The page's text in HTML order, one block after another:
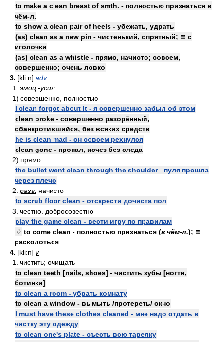
to make a clean breast of smth. - полностью признаться в
чём-л.
to show a clean pair of heels - убежать, удрать
(as) clean as a new pin - чистенький, опрятный; ≅ с
иголочки
(as) clean as a whistle - прямо, начисто; совсем,
совершенно; очень ловко
3. [kli:n] adv
1. эмоц.-усил.
1) совершенно, полностью
I clean forgot about it - я совершенно забыл об этом
clean broke - совершенно разорённый,
обанкротившийся; без всяких средств
he is clean mad - он совсем рехнулся
clean gone - пропал, исчез без следа
2) прямо
the bullet went clean through the shoulder - пуля прошла
через плечо
2. разг. начисто
to scrub floor clean - отскрести дочиста пол
3. честно, добросовестно
play the game clean - вести игру по правилам
♢ to come clean - полностью признаться (в чём-л.); ≅
расколоться
4. [kli:n] v
1. чистить; очищать
to clean teeth [nails, shoes] - чистить зубы [ногти,
ботинки]
to clean a room - убрать комнату
to clean a window - вымыть /протереть/ окно
I must have these clothes cleaned - мне надо отдать в
чистку эту одежду
to clean one's plate - съесть всю тарелку